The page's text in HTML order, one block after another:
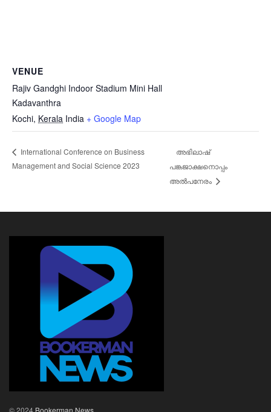
VENUE
Rajiv Gandghi Indoor Stadium Mini Hall
Kadavanthra
Kochi, Kerala India + Google Map
International Conference on Business
Management and Social Science 2023
അഭിലാഷ്
പങ്കജാക്ഷനൊപ്പം
അൽപനേരം
© 2024 Bookerman News